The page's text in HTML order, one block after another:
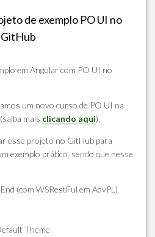
de exemplo PO UI no
GitHub
em Angular com PO UI no
um novo curso de PO UI na
mais clicando aqui).
esse projeto no GitHub para
exemplo prático, sendo que nesse
(com WSRestFul em AdvPL)
Theme